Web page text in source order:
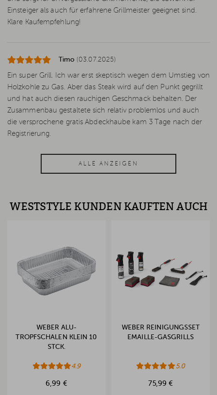
Einsteiger als auch für erfahrene Grillmeister geeignet sind.
Klare Kaufempfehlung!
Timo (03.07.2025)
Ein super Grill. Ich war erst skeptisch wegen dem Umstieg von
Holzkohle zu Gas. Aber das Steak wird auf den Punkt gegrillt
und hat auch diesen rauchigen Geschmack behalten. Der
Zusammenbau gestaltete sich relativ problemlos und auch
die versprochene gratis Abdeckhaube kam 3 Tage nach der
Registrierung.
ALLE ANZEIGEN
WESTSTYLE KUNDEN KAUFTEN AUCH
WEBER ALU-
TROPFSCHALEN KLEIN 10
STCK.
4.9
6,99 €
WEBER REINIGUNGSSET
EMAILLE-GASGRILLS
5.0
75,99 €